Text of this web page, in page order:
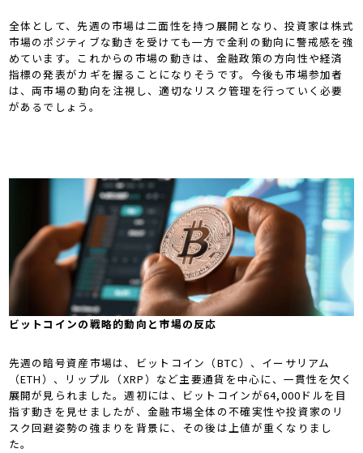
全体として、先週の市場は二面性を持つ展開となり、投資家は株式
市場のポジティブな動きを受けても一方で金利の動向に警戒感を強
めています。これからの市場の動きは、金融政策の方向性や経済
指標の発表がカギを握ることになりそうです。今後も市場参加者
は、両市場の動向を注視し、適切なリスク管理を行っていく必要
があるでしょう。
ビットコインの戦略的動向と市場の反応
先週の暗号資産市場は、ビットコイン（BTC）、イーサリアム
（ETH）、リップル（XRP）など主要通貨を中心に、一貫性を欠く
展開が見られました。週初には、ビットコインが64,000ドルを目
指す動きを見せましたが、金融市場全体の不確実性や投資家のリ
スク回避姿勢の強まりを背景に、その後は上値が重くなりまし
た。